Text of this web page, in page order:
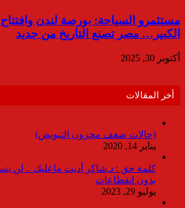
مستثمرو السياحة: بورصة لندن
الكبير… مصر تصنع التاريخ من جديد
أكتوبر 30, 2025
أخر المقالات
(حالات ضعف مخزون التبويض)
يناير 14, 2020
بدون انقطاعات
يوليو 29, 2023